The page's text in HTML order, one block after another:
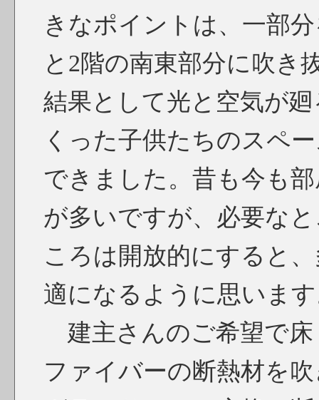
きなポイントは、一部
と2階の南東部分に吹き
結果として光と空気が
くった子供たちのスペ
できました。昔も今も
が多いですが、必要な
ころは開放的にすると
適になるように思いま
建主さんのご希望で床
ファイバーの断熱材を